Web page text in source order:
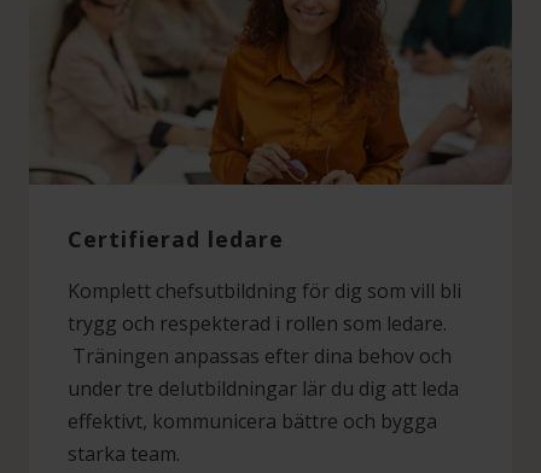
Certifierad ledare
Komplett chefsutbildning för dig som vill bli
trygg och respekterad i rollen som ledare.
Träningen anpassas efter dina behov och
under tre delutbildningar lär du dig att leda
effektivt, kommunicera bättre och bygga
starka team.